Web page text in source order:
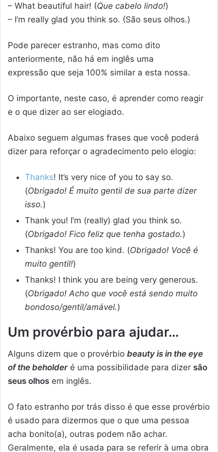
– What beautiful hair! (Que cabelo lindo!)
– I’m really glad you think so. (São seus olhos.)
Pode parecer estranho, mas como dito
anteriormente, não há em inglês uma
expressão que seja 100% similar a esta nossa.
O importante, neste caso, é aprender como reagir
e o que dizer ao ser elogiado.
Abaixo seguem algumas frases que você poderá
dizer para reforçar o agradecimento pelo elogio:
Thanks! It’s very nice of you to say so.
(Obrigado! É muito gentil de sua parte dizer
isso.)
Thank you! I’m (really) glad you think so.
(Obrigado! Fico feliz que tenha gostado.)
Thanks! You are too kind. (Obrigado! Você é
muito gentil!)
Thanks! I think you are being very generous.
(Obrigado! Acho que você está sendo muito
bondoso/gentil/amável.)
Um provérbio para ajudar…
Alguns dizem que o provérbio beauty is in the eye
of the beholder é uma possibilidade para dizer são
seus olhos em inglês.
O fato estranho por trás disso é que esse provérbio
é usado para dizermos que o que uma pessoa
acha bonito(a), outras podem não achar.
Geralmente, ela é usada para se referir à uma obra